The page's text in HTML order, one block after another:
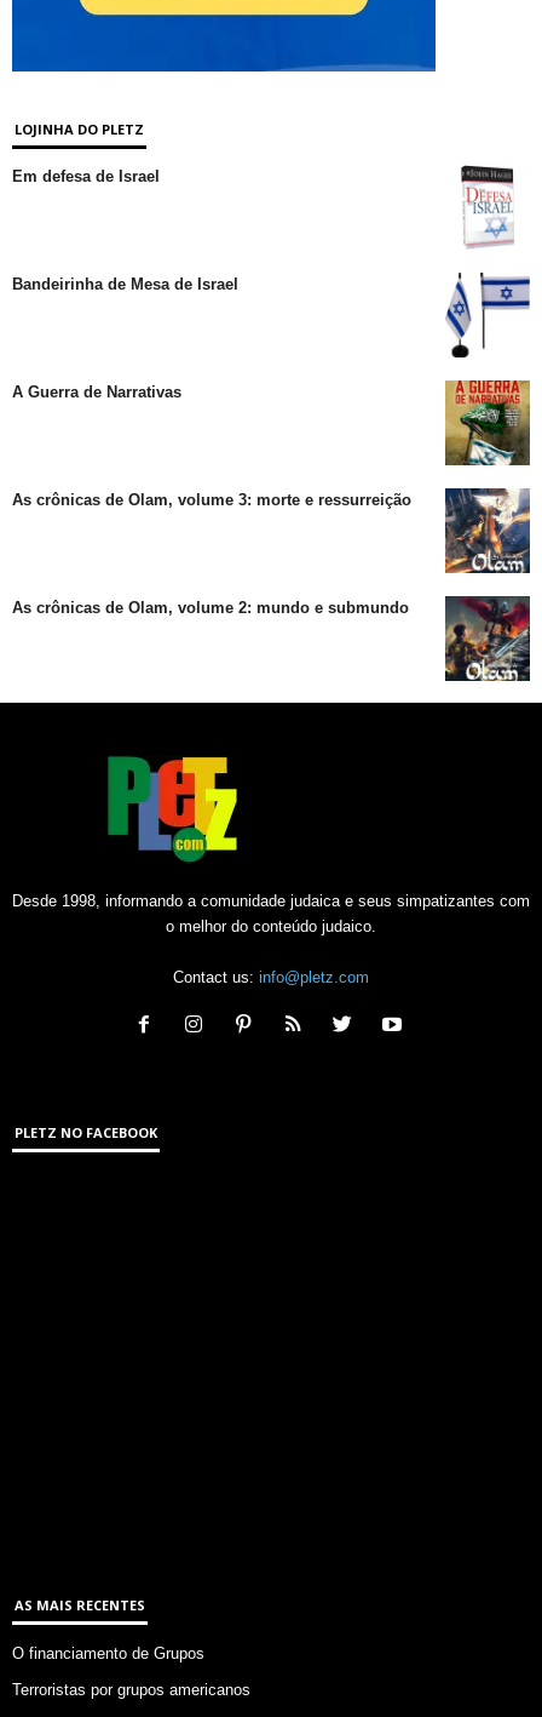
LOJINHA DO PLETZ
Em defesa de Israel
Bandeirinha de Mesa de Israel
A Guerra de Narrativas
As crônicas de Olam, volume 3: morte e ressurreição
As crônicas de Olam, volume 2: mundo e submundo
Desde 1998, informando a comunidade judaica e seus simpatizantes com
o melhor do conteúdo judaico.
Contact us: info@pletz.com
PLETZ NO FACEBOOK
AS MAIS RECENTES
O financiamento de Grupos
Terroristas por grupos americanos